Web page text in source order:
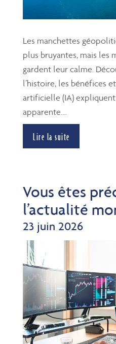
Les manchettes
plus bruyantes, mais les
gardent leur calme.
l’histoire, les bénéfices
artificielle (IA)
apparente....
Lire la suite
Vous êtes
l’actualité
23 juin 2026